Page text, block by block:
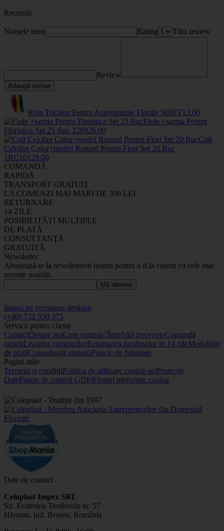
Recenzii
Numele meu Rating Titlu review
Review
Adaugă review
Rola Tricolor Pentru Aranjamente Florale 508FT13.00
Fiole +sarma Pentru
Floristica Set 25 Buc 226926.00
Coli
Celofan Color+model Rotund Pentru Flori Set 20 Buc
1RC10129.00
COMANDĂ
RAPIDĂ
TRANSPORT GRATUIT
LA COMENZI MAI MARI DE 300 LEI
RETURNARE
14 ZILE
POSIBILITĂȚI MULTIPLE
DE PLATĂ
CONSULTANȚĂ
GRATUITĂ
Newsletter
Abonează-te la newsletterul nostru pentru a fi la curent cu cele mai
recente noutăți.
Mă abonez
înapoi pe versiunea desktop
(+40) 732 530 375
Servicii pentru clienți
ContactDespre noiCum cumpăr?Întrebări frecventeComandă
rapidăLivrarea comenzilorReturnarea produselor în 14 zileModalități
de platăConsultanță gratuităPuncte de fidelitate
Pagini utile
Termeni și condițiiPolitica de utilizare cookie-uriProtecție
DatePanou de control GDPRSetari preferinte cookie
Date de contact
Celoplast Impex SRL
Str. Ecaterina Teodoroiu nr. 57
Hărman, jud. Brașov, România